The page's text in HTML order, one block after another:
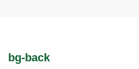
bg-back